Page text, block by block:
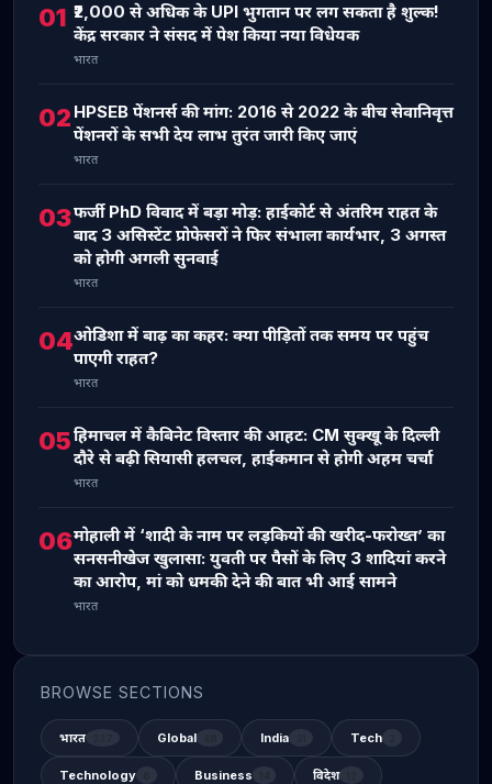
01 ₹2,000 से अधिक के UPI भुगतान पर लग सकता है शुल्क!
केंद्र सरकार ने संसद में पेश किया नया विधेयक
भारत
02 HPSEB पेंशनर्स की मांग: 2016 से 2022 के बीच सेवानिवृत्त
पेंशनरों के सभी देय लाभ तुरंत जारी किए जाएं
भारत
03फर्जी PhD विवाद में बड़ा मोड़: हाईकोर्ट से अंतरिम राहत के
बाद 3 असिस्टेंट प्रोफेसरों ने फिर संभाला कार्यभार, 3 अगस्त
को होगी अगली सुनवाई
भारत
04ओडिशा में बाढ़ का कहर: क्या पीड़ितों तक समय पर पहुंच
पाएगी राहत?
भारत
05हिमाचल में कैबिनेट विस्तार की आहट: CM सुक्खू के दिल्ली
दौरे से बढ़ी सियासी हलचल, हाईकमान से होगी अहम चर्चा
भारत
06मोहाली में ‘शादी के नाम पर लड़कियों की खरीद-फरोख्त’ का
सनसनीखेज खुलासा: युवती पर पैसों के लिए 3 शादियां करने
का आरोप, मां को धमकी देने की बात भी आई सामने
भारत
BROWSE SECTIONS
भारत Global India Tech
Technology Business विदेश